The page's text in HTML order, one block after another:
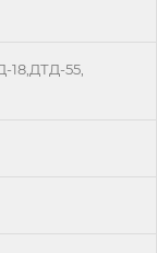
18,ДТД-55,